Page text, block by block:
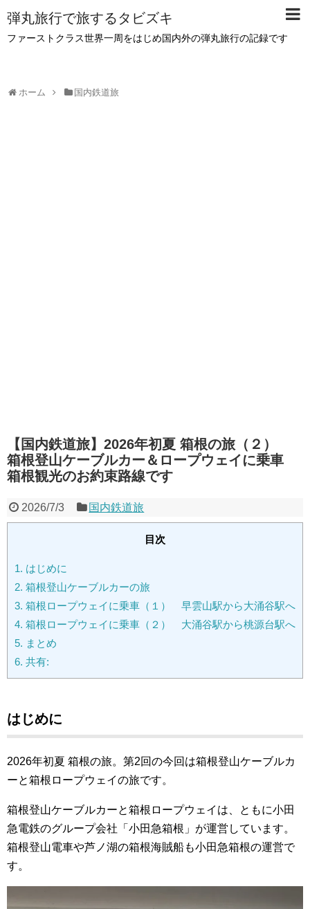
弾丸旅行で旅するタビズキ
ファーストクラス世界一周をはじめ国内外の弾丸旅行の記録です
ホーム 国内鉄道旅
【国内鉄道旅】2026年初夏 箱根の旅（２）
箱根登山ケーブルカー＆ロープウェイに乗車
箱根観光のお約束路線です
2026/7/3 国内鉄道旅
目次
1. はじめに
2. 箱根登山ケーブルカーの旅
3. 箱根ロープウェイに乗車（１） 早雲山駅から大涌谷駅へ
4. 箱根ロープウェイに乗車（２） 大涌谷駅から桃源台駅へ
5. まとめ
6. 共有:
はじめに
2026年初夏 箱根の旅。第2回の今回は箱根登山ケーブルカ
ーと箱根ロープウェイの旅です。
箱根登山ケーブルカーと箱根ロープウェイは、ともに小田
急電鉄のグループ会社「小田急箱根」が運営しています。
箱根登山電車や芦ノ湖の箱根海賊船も小田急箱根の運営で
す。